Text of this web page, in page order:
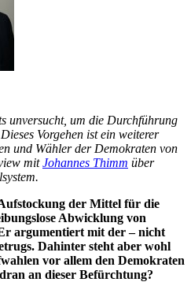
unversucht, um die Durchführung
Vorgehen ist ein weiterer
und Wähler der Demokraten von
mitJohannes Thimm über
der Mittel für die
Abwicklung von
argumentiert mit der – nicht
Dahinter steht aber wohl
vor allem den Demokraten
an dieser Befürchtung?